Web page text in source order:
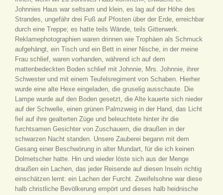
Johnnies Haus war seltsam und klein, es lag auf der Höhe des
Strandes, ungefähr drei Fuß auf Pfosten über der Erde, erreichbar
durch eine Treppe; es hatte teils Wände, teils Gitterwerk.
Reklamephotographien waren drinnen wie Trophäen als Schmuck
aufgehängt, ein Tisch und ein Bett in einer Nische, in der meine
Frau schlief, waren vorhanden, während ich auf dem
mattenbedeckten Boden schlief mit Johnnie, Mrs. Johnnie, ihrer
Schwester und mit einem Teufelsregiment von Schaben. Hierher
wurde eine alte Hexe eingeladen, die gruselig ausschaute. Die
Lampe wurde auf den Boden gesetzt, die Alte kauerte sich nieder
auf der Schwelle, einen grünen Palmzweig in der Hand, das Licht
fiel auf ihre gealterten Züge und beleuchtete hinter ihr die
furchtsamen Gesichter von Zuschauern, die draußen in der
schwarzen Nacht standen. Unsere Zauberei begann mit dem
Gesang einer Beschwörung in alter Mundart, für die ich keinen
Dolmetscher hatte. Hin und wieder löste sich aus der Menge
draußen ein Lachen, das jeder Reisende auf diesen Inseln richtig
einschätzen lernt: ein Lachen der Furcht. Zweifelsohne war diese
halb christliche Bevölkerung empört und dieses halb heidnische